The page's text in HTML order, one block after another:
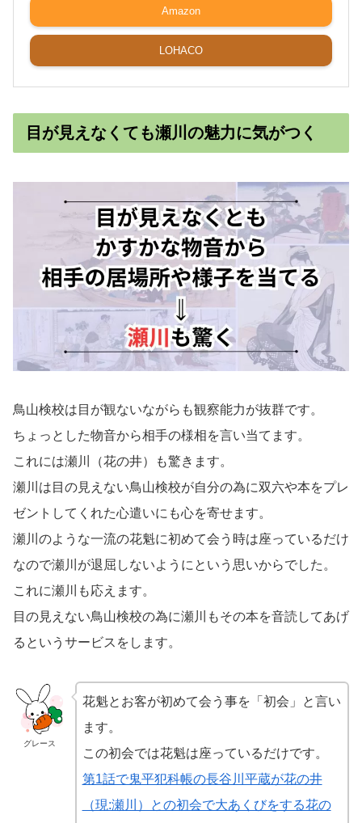
Amazon
LOHACO
目が見えなくても瀬川の魅力に気がつく
鳥山検校は目が観ないながらも観察能力が抜群です。
ちょっとした物音から相手の様相を言い当てます。
これには瀬川（花の井）も驚きます。
瀬川は目の見えない鳥山検校が自分の為に双六や本をプレ
ゼントしてくれた心遣いにも心を寄せます。
瀬川のような一流の花魁に初めて会う時は座っているだけ
なので瀬川が退屈しないようにという思いからでした。
これに瀬川も応えます。
目の見えない鳥山検校の為に瀬川もその本を音読してあげ
るというサービスをします。
グレース
花魁とお客が初めて会う事を「初会」と言い
ます。
この初会では花魁は座っているだけです。
第1話で鬼平犯科帳の長谷川平蔵が花の井
（現:瀬川）との初会で大あくびをする花の